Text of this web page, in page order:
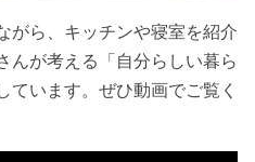
がら、キッチンや寝室を紹介
んが考える「自分らしい暮ら
ています。ぜひ動画でご覧く